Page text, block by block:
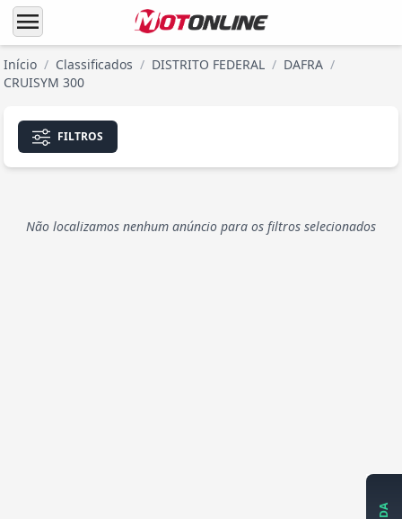
menu
Início / Classificados / DISTRITO FEDERAL / DAFRA /
CRUISYM 300
FILTROS
Não localizamos nenhum anúncio para os filtros selecionados